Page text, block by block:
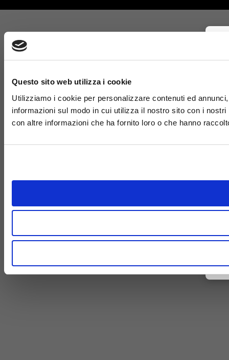
Questo sito web utilizza i cookie
Utilizziamo i cookie per personalizzare contenuti ed
informazioni sul modo in cui utilizza il nostro sito con i
con altre informazioni che ha fornito loro o che hanno